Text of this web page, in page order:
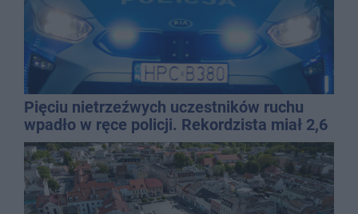
Pięciu nietrzeźwych uczestników ruchu
wpadło w ręce policji. Rekordzista miał 2,6
promila